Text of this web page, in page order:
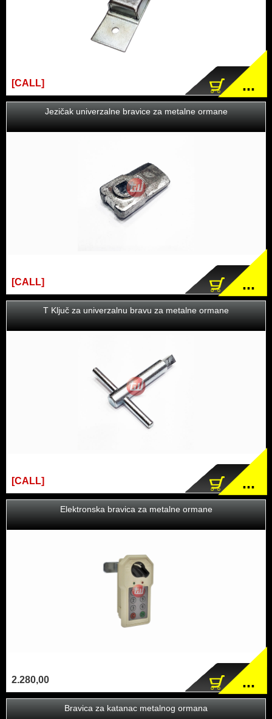
[CALL] ...
Jezičak univerzalne bravice za metalne ormane
[CALL] ...
T Ključ za univerzalnu bravu za metalne ormane
[CALL] ...
Elektronska bravica za metalne ormane
2.280,00 ...
Bravica za katanac metalnog ormana